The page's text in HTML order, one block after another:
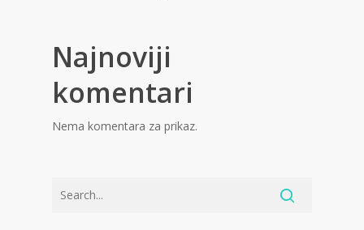
Najnoviji
komentari
Nema komentara za prikaz.